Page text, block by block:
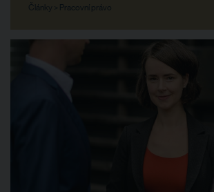
Články > Pracovní právo